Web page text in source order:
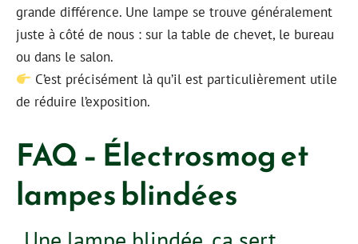
grande différence. Une lampe se trouve généralement
juste à côté de nous : sur la table de chevet, le bureau
ou dans le salon.
C’est précisément là qu’il est particulièrement utile
de réduire l’exposition.
FAQ – Électrosmog et
lampes blindées